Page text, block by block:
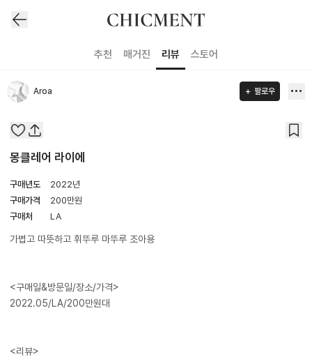
추천 매거진 리뷰 스토어
Aroa 팔로우
몽클레어 라이에
구매년도
2022년
구매가격
200만원
구매처
LA
가볍고 따뜻하고 휘뚜루 마뚜루 조아용
<구매일&방문일/장소/가격>
2022.05/LA/200만원대
<리뷰>